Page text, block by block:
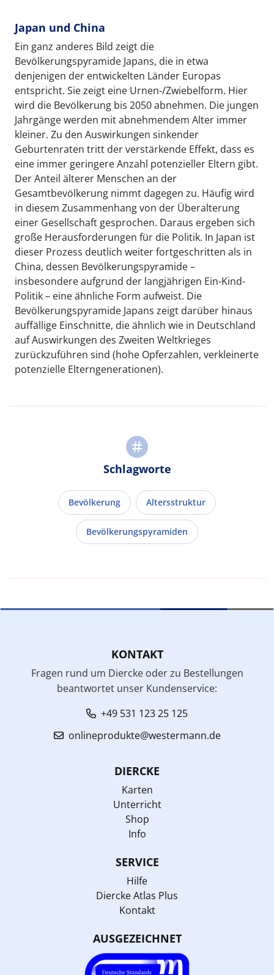
Japan und China
Ein ganz anderes Bild zeigt die
Bevölkerungspyramide Japans, die in etwa
denjenigen der entwickelten Länder Europas
entspricht. Sie zeigt eine Urnen-/Zwiebelform. Hier
wird die Bevölkerung bis 2050 abnehmen. Die jungen
Jahrgänge werden mit abnehmendem Alter immer
kleiner. Zu den Auswirkungen sinkender
Geburtenraten tritt der verstärkende Effekt, dass es
eine immer geringere Anzahl potenzieller Eltern gibt.
Der Anteil älterer Menschen an der
Gesamtbevölkerung nimmt dagegen zu. Häufig wird
in diesem Zusammenhang von der Überalterung
einer Gesellschaft gesprochen. Daraus ergeben sich
große Herausforderungen für die Politik. In Japan ist
dieser Prozess deutlich weiter fortgeschritten als in
China, dessen Bevölkerungspyramide –
insbesondere aufgrund der langjährigen Ein-Kind-
Politik – eine ähnliche Form aufweist. Die
Bevölkerungspyramide Japans zeigt darüber hinaus
auffällige Einschnitte, die ähnlich wie in Deutschland
auf Auswirkungen des Zweiten Weltkrieges
zurückzuführen sind (hohe Opferzahlen, verkleinerte
potenzielle Elterngenerationen).
Schlagworte
Bevölkerung Altersstruktur
Bevölkerungspyramiden
KONTAKT
Fragen rund um Diercke oder zu Bestellungen
beantwortet unser Kundenservice:
+49 531 123 25 125
onlineprodukte@westermann.de
DIERCKE
Karten
Unterricht
Shop
Info
SERVICE
Hilfe
Diercke Atlas Plus
Kontakt
AUSGEZEICHNET